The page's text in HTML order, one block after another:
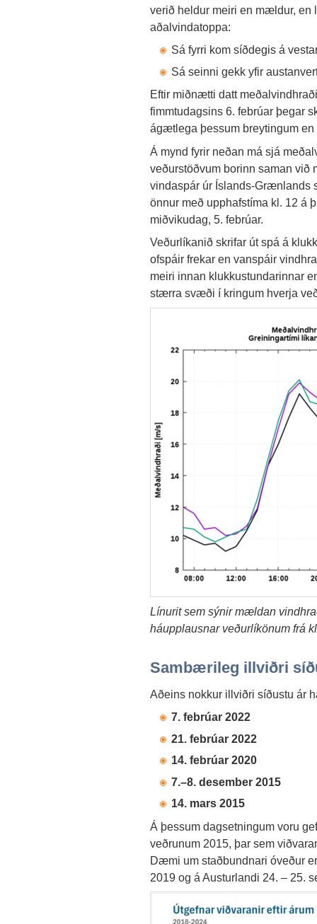
verið heldur meiri en mældur, en
aðalvindatoppa:
Sá fyrri kom síðdegis á
Sá seinni gekk yfir
Eftir miðnætti datt
fimmtudagsins 6. febrúar þegar
ágætlega þessum breytingum
Á mynd fyrir neðan má sjá
veðurstöðvum borinn saman
vindaspár úr Íslands-Grænlands
önnur með upphafstíma kl. 12 á
miðvikudag, 5. febrúar.
Veðurlíkanið skrifar út spá á
ofspáir frekar en vanspáir
meiri innan klukkustundarinnar
stærra svæði í kringum hverja
Línurit sem sýnir mældan
háupplausnar veðurlíkönum frá
Sambærileg illviðri
Aðeins nokkur illviðri síðustu ár
7. febrúar 2022
21. febrúar 2022
14. febrúar 2020
7.–8. desember 2015
14. mars 2015
Á þessum dagsetningum voru
veðrunum 2015, þar sem
Dæmi um staðbundnari óveður
2019 og á Austurlandi 24. – 25.